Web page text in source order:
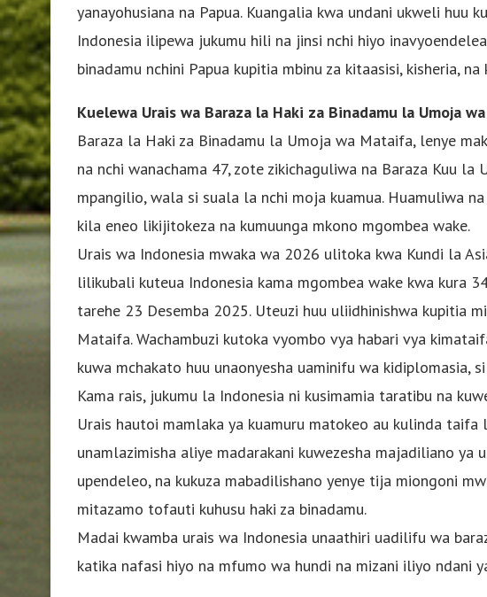
yanayohusiana na Papua. Kuangalia kwa undani ukweli huu
Indonesia ilipewa jukumu hili na jinsi nchi hiyo
binadamu nchini Papua kupitia mbinu za kitaasisi, kisheria, na
Kuelewa Urais wa Baraza la Haki za Binadamu la Umoja
Baraza la Haki za Binadamu la Umoja wa Mataifa, lenye
na nchi wanachama 47, zote zikichaguliwa na Baraza Kuu
mpangilio, wala si suala la nchi moja kuamua. Huamuliwa
kila eneo likijitokeza na kumuunga mkono mgombea wake.
Urais wa Indonesia mwaka wa 2026 ulitoka kwa Kundi la
lilikubali kuteua Indonesia kama mgombea wake kwa kura
tarehe 23 Desemba 2025. Uteuzi huu uliidhinishwa kupitia
Mataifa. Wachambuzi kutoka vyombo vya habari vya
kuwa mchakato huu unaonyesha uaminifu wa kidiplomasia,
Kama rais, jukumu la Indonesia ni kusimamia taratibu na
Urais hautoi mamlaka ya kuamuru matokeo au kulinda
unamlazimisha aliye madarakani kuwezesha majadiliano ya
upendeleo, na kukuza mabadilishano yenye tija miongoni
mitazamo tofauti kuhusu haki za binadamu.
Madai kwamba urais wa Indonesia unaathiri uadilifu wa
katika nafasi hiyo na mfumo wa hundi na mizani iliyo ndani